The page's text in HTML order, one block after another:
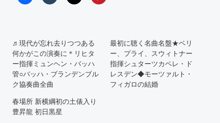
♬現代が忘れ去りつつある
何かがこの演奏に＊リヒタ
ー指揮ミュンヘン・バッハ
管○バッハ・ブランデンブル
ク協奏曲全曲
最初に聴く名曲名盤★ベリ
ー、プライ、スウィトナー
指揮シュターツカペレ・ド
レスデン◆モーツァルト・
フィガロの結婚
春場所 新横綱初の土俵入り
豊昇龍 初日黒星